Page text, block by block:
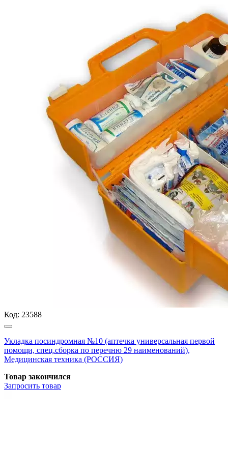
Код: 23588
Укладка посиндромная №10 (аптечка универсальная первой
помощи, спец.сборка по перечню 29 наименований),
Медицинская техника (РОССИЯ)
Товар закончился
Запросить товар